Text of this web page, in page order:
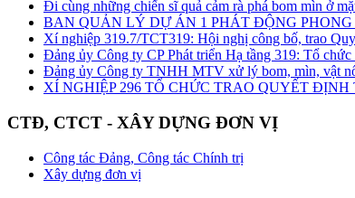
Đi cùng những chiến sĩ quả cảm rà phá bom mìn ở
BAN QUẢN LÝ DỰ ÁN 1 PHÁT ĐỘNG
Xí nghiệp 319.7/TCT319: Hội nghị công bố, trao
Đảng ủy Công ty CP Phát triển Hạ tầng 319: Tổ
Đảng ủy Công ty TNHH MTV xử lý bom, mìn, vật
XÍ NGHIỆP 296 TỔ CHỨC TRAO QUYẾT
CTĐ, CTCT - XÂY DỰNG ĐƠN VỊ
Công tác Đảng, Công tác Chính trị
Xây dựng đơn vị